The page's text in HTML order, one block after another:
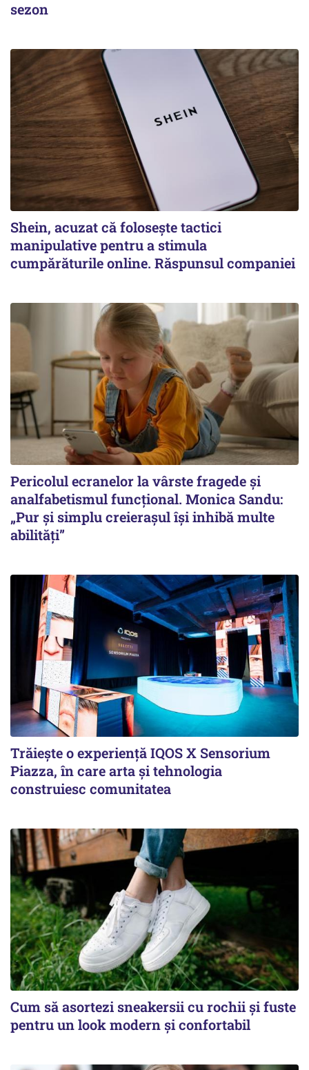
sezon
Shein, acuzat că folosește tactici
manipulative pentru a stimula
cumpărăturile online. Răspunsul companiei
Pericolul ecranelor la vârste fragede și
analfabetismul funcțional. Monica Sandu:
„Pur și simplu creierașul își inhibă multe
abilități”
Trăiește o experiență IQOS X Sensorium
Piazza, în care arta și tehnologia
construiesc comunitatea
Cum să asortezi sneakersii cu rochii și fuste
pentru un look modern și confortabil